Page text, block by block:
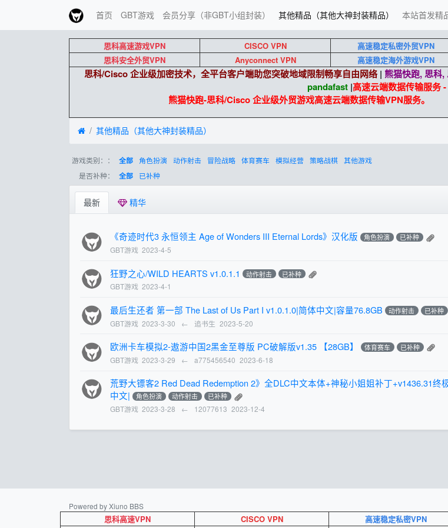
首页 GBT游戏 会员分享（非GBT小组封装） 其他精品（其他大神封装精品） 本站首发精
思科高速游戏VPN CISCO VPN 高速稳定私密外贸VPN
思科安全外贸VPN
Anyconnect VPN 高速稳定海外游戏VPN
思科/Cisco 企业级加密技术，全平台客户端助您突破地域限制畅享自由网络| 熊猫快跑, 思科
pandafast |高速云端数据传输服务
熊猫快跑-思科/Cisco 企业级外贸游戏高速云端数据传输VPN服务。
其他精品（其他大神封装精品）
游戏类别：： 全部 角色扮演 动作射击 冒险战略 体育赛车 模拟经营 策略战棋 其他游戏
是否补种：
全部 已补种
最新 精华
《奇迹时代3 永恒领主 Age of Wonders III Eternal Lords》汉化版 角色扮演 已补种
GBT游戏 2023-4-5
狂野之心/WILD HEARTS v1.0.1.1 动作射击 已补种
GBT游戏 2023-4-1
最后生还者 第一部 The Last of Us Part I v1.0.1.0|简体中文|容量76.8GB 动作射击 已补种
GBT游戏 2023-3-30 ← 追书生 2023-5-20
欧洲卡车模拟2-遨游中国2黑金至尊版 PC破解版v1.35 【28GB】 体育赛车 已补种
GBT游戏 2023-3-29 ← a775456540 2023-6-18
荒野大镖客2 Red Dead Redemption 2》全DLC中文本体+神秘小姐姐补丁+v1436.31终
中文|
角色扮演 动作射击 已补种
GBT游戏 2023-3-28 ← 12077613 2023-12-4
Powered by Xiuno BBS
思科高速VPN CISCO VPN 高速稳定私密VPN